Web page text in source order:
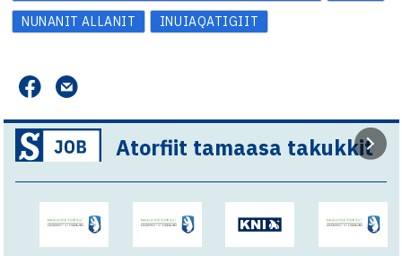
NUNANIT ALLANIT
INUIAQATIGIIT
Atorfiit tamaasa takukkit